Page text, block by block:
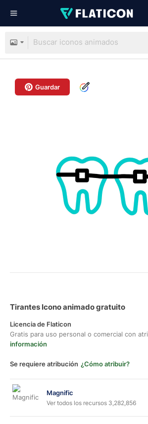
Guardar
Tirantes Icono animado gratuito
Licencia de Flaticon
Gratis para uso personal o comercial con
información
Se requiere atribución ¿Cómo atribuir?
Magnific
Ver todos los recursos 3,282,856